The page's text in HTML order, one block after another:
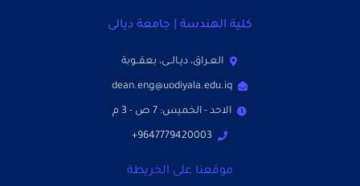
كلية الهندسة | جامعة ديالى
العـراق، ديـالــى، بعقــوبة
dean.eng@uodiyala.edu.iq
الاحد - الخميس: 7 ص - 3 م
9647779420003+
موقعنا على الخريطة